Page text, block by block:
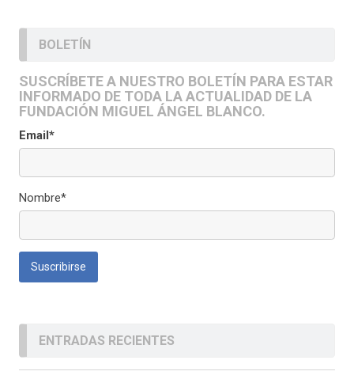
BOLETÍN
SUSCRÍBETE A NUESTRO BOLETÍN PARA ESTAR
INFORMADO DE TODA LA ACTUALIDAD DE LA
FUNDACIÓN MIGUEL ÁNGEL BLANCO.
Email*
Nombre*
ENTRADAS RECIENTES